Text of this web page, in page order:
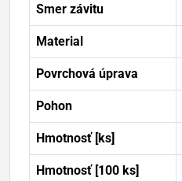
Smer závitu
Material
Povrchová úprava
Pohon
Hmotnosť [ks]
Hmotnosť [100 ks]